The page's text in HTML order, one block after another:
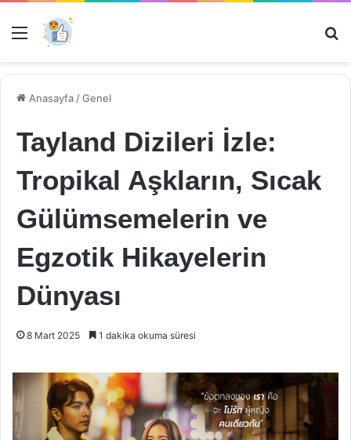
Menü
Anasayfa /Genel
Tayland Dizileri İzle:
Tropikal Aşkların, Sıcak
Gülümsemelerin ve
Egzotik Hikayelerin
Dünyası
8 Mart 2025 1 dakika okuma süresi